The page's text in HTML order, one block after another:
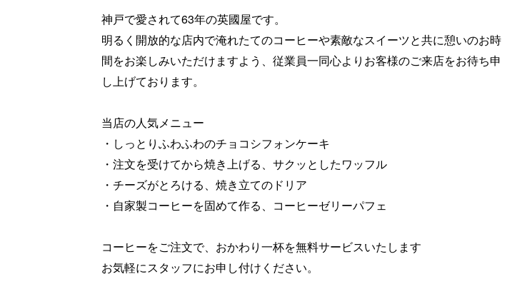
神戸で愛されて63年の英國屋です。
明るく開放的な店内で淹れたてのコーヒーや素敵なスイーツと共に憩いのお時
間をお楽しみいただけますよう、従業員一同心よりお客様のご来店をお待ち申
し上げております。
当店の人気メニュー
・しっとりふわふわのチョコシフォンケーキ
・注文を受けてから焼き上げる、サクッとしたワッフル
・チーズがとろける、焼き立てのドリア
・自家製コーヒーを固めて作る、コーヒーゼリーパフェ
コーヒーをご注文で、おかわり一杯を無料サービスいたします
お気軽にスタッフにお申し付けください。